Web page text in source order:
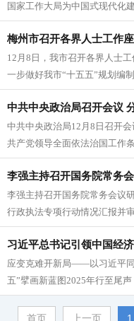
国家工作大局为中国式现代化
会议并讲话中共中央总书记、
梅州市召开各界人士工作
12月8日，我市召开各界人士
一步做好我市“十五五”规划编
各界人士意见建议。市委...
中共中央政治局召开会议
共产党领导全面依法治国
中共中央政治局12月8日召开
共产党领导全面依法治国工作
会议认为，今年是中国式现...
李强主持召开国务院常务
李强主持召开国务院常务会议
行政执法专项行动情况汇报并
论《中华人民共和国国家消防
习近平总书记引领中国经
应变克难开新局——以习近平
五”擘画新蓝图2025年行至尾
这是应变克难的一年。中国...
首页 上一页 1